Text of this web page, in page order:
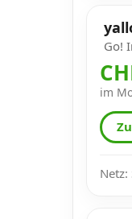
Go!
im